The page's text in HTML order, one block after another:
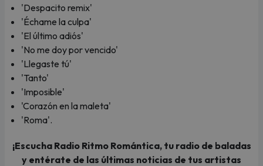
'Despacito remix'
'Échame la culpa'
'El último adiós'
'No me doy por vencido'
'Llegaste tú'
'Tanto'
'Imposible'
'Corazón en la maleta'
'Roma'.
¡Escucha Radio Ritmo Romántica, tu radio de baladas
y entérate de las últimas noticias de tus artistas